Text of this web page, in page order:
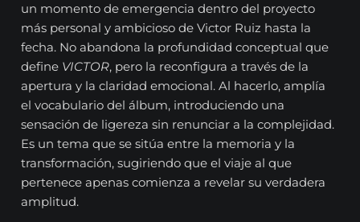
un momento de emergencia dentro del proyecto
más personal y ambicioso de Victor Ruiz hasta la
fecha. No abandona la profundidad conceptual que
define VICTOR, pero la reconfigura a través de la
apertura y la claridad emocional. Al hacerlo, amplía
el vocabulario del álbum, introduciendo una
sensación de ligereza sin renunciar a la complejidad.
Es un tema que se sitúa entre la memoria y la
transformación, sugiriendo que el viaje al que
pertenece apenas comienza a revelar su verdadera
amplitud.